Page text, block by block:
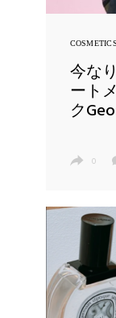
COSMETICS
今な
ート
ク
0